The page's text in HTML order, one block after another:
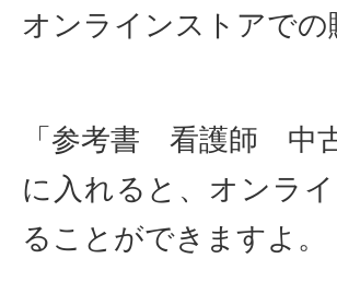
オンラインストアで
「参考書 看護師 中
に入れると、オンラ
ることができますよ。